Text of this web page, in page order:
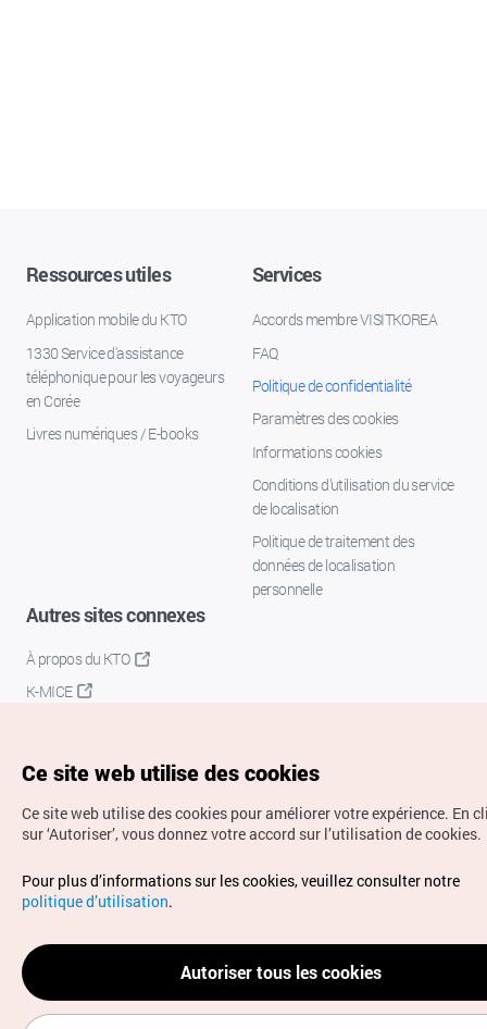
Ressources utiles
Application mobile du KTO
1330 Service d'assistance
téléphonique pour les voyageurs
en Corée
Livres numériques / E-books
Services
Accords membre VISITKOREA
FAQ
Politique de confidentialité
Paramètres des cookies
Informations cookies
Conditions d’utilisation du service
de localisation
Politique de traitement des
données de localisation
personnelle
Autres sites connexes
À propos du KTO
K-MICE
Droits d’auteur (c) Office National du Tourisme en Corée.
Tous droits réservés.
Pour les rapports d'erreurs et demandes de renseignements,
adressez vos demandes à
info.ontc@gmail.com
Ce site web utilise des cookies
Ce site web utilise des cookies pour améliorer votre expérience. En
sur ‘Autoriser’, vous donnez votre accord sur l’utilisation de cookies.
Pour plus d’informations sur les cookies, veuillez consulter notre
politique d’utilisation.
Autoriser tous les cookies